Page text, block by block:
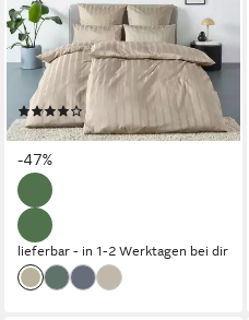
Bettwäsche Leonore, Mako-
Satin, 2 teilig, Mako-Satin
Streifen aus 100% Baumwolle,
Größe ab 135x200 cm
(156)
ab 28,99 € UVP54,99 €
-47%
lieferbar - in 1-2 Werktagen bei dir